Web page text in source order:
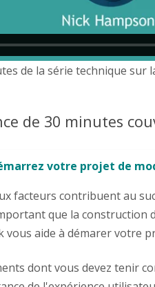
de la série technique
Fully
de 30 minutes
votre projet de
facteurs contribuent au
que la construction
vous aide à démarer votre
dont vous devez tenir